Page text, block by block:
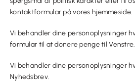
kontaktformular på vores hjemmeside.
Vi behandler dine personoplysninger
formular til at donere penge til Venstre.
Vi behandler dine personoplysninger
Nyhedsbrev.